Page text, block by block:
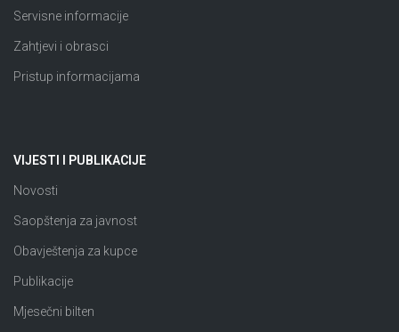
Servisne informacije
Zahtjevi i obrasci
Pristup informacijama
VIJESTI I PUBLIKACIJE
Novosti
Saopštenja za javnost
Obavještenja za kupce
Publikacije
Mjesečni bilten